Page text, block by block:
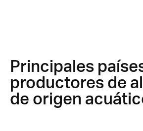
Principales
productores de
de origen